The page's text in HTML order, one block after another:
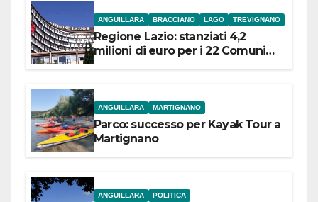
ANGUILLARA BRACCIANO LAGO TREVIGNANO
Regione Lazio: stanziati 4,2
milioni di euro per i 22 Comuni
ANGUILLARA MARTIGNANO
Parco: successo per Kayak Tour a
Martignano
ANGUILLARA POLITICA